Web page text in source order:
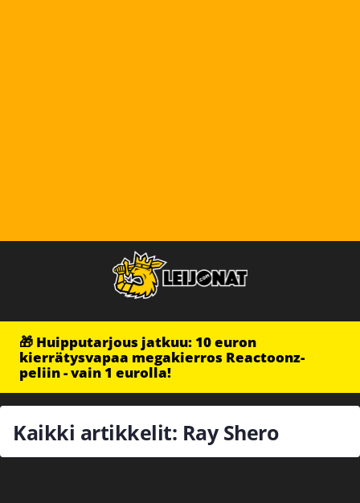
🎁 Huipputarjous jatkuu: 10 euron
kierrätysvapaa megakierros Reactoonz-
peliin - vain 1 eurolla!
Kaikki artikkelit: Ray Shero